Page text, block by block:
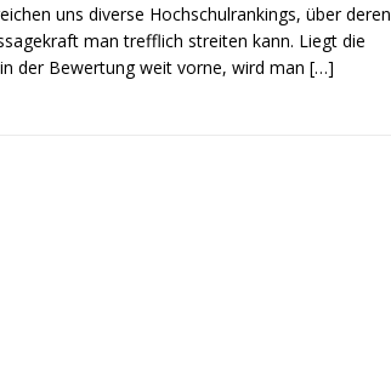
uns diverse Hochschulrankings, über deren
man trefflich streiten kann. Liegt die
in der Bewertung weit vorne, wird man […]